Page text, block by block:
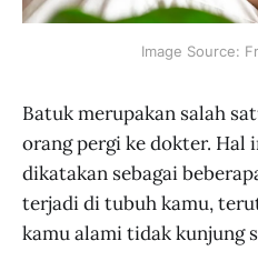
Image Source:
Batuk merupakan salah
orang pergi ke dokter. Hal
dikatakan sebagai
terjadi di tubuh kamu,
kamu alami tidak kunjung